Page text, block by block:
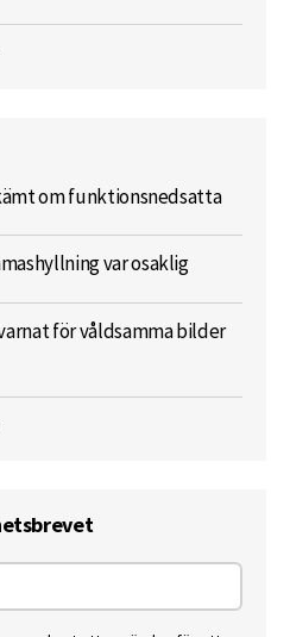
om funktionsnedsatta
var osaklig
för våldsamma bilder